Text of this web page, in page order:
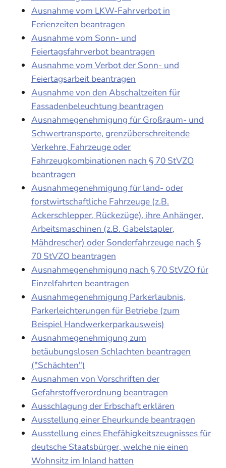
Ausnahme vom LKW-Fahrverbot in
Ferienzeiten beantragen
Ausnahme vom Sonn- und
Feiertagsfahrverbot beantragen
Ausnahme vom Verbot der Sonn- und
Feiertagsarbeit beantragen
Ausnahme von den Abschaltzeiten für
Fassadenbeleuchtung beantragen
Ausnahmegenehmigung für Großraum- und
Schwertransporte, grenzüberschreitende
Verkehre, Fahrzeuge oder
Fahrzeugkombinationen nach § 70 StVZO
beantragen
Ausnahmegenehmigung für land- oder
forstwirtschaftliche Fahrzeuge (z.B.
Ackerschlepper, Rückezüge), ihre Anhänger,
Arbeitsmaschinen (z.B. Gabelstapler,
Mähdrescher) oder Sonderfahrzeuge nach §
70 StVZO beantragen
Ausnahmegenehmigung nach § 70 StVZO für
Einzelfahrten beantragen
Ausnahmegenehmigung Parkerlaubnis,
Parkerleichterungen für Betriebe (zum
Beispiel Handwerkerparkausweis)
Ausnahmegenehmigung zum
betäubungslosen Schlachten beantragen
("Schächten")
Ausnahmen von Vorschriften der
Gefahrstoffverordnung beantragen
Ausschlagung der Erbschaft erklären
Ausstellung einer Eheurkunde beantragen
Ausstellung eines Ehefähigkeitszeugnisses für
deutsche Staatsbürger, welche nie einen
Wohnsitz im Inland hatten